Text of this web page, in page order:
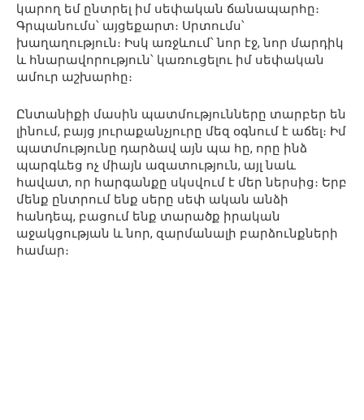
կարող եմ ընտրել իմ սեփական ճանապարհը։
Գրպանումս՝ այցեքարտ։ Սրտումս՝
խաղաղություն։ Իսկ առջևում՝ նոր էջ, նոր մարդիկ
և հնարավորություն՝ կառուցելու իմ սեփական
ամուր աշխարհը։
Ընտանիքի մասին պատմությունները տարբեր են
լինում, բայց յուրաքանչյուրը մեզ օգնում է աճել։ Իմ
պատմությունը դարձավ այն պա հը, որը ինձ
պարգևեց ոչ միայն ազատություն, այլ նաև
հավատ, որ հարգանքը սկսվում է մեր ներսից։ Երբ
մենք ընտրում ենք սերը սեփ ական անձի
հանդեպ, բացում ենք տարածք իրական
աջակցության և նոր, զարմանալի բարձունքների
համար։